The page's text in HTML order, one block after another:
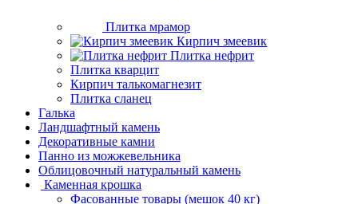
Плитка мрамор
Кирпич змеевик
Плитка нефрит
Плитка кварцит
Кирпич талькомагнезит
Плитка сланец
Галька
Ландшафтный камень
Декоративные камни
Панно из можжевельника
Облицовочный натуральный камень
Каменная крошка
Фасованные товары (мешок 40 кг)